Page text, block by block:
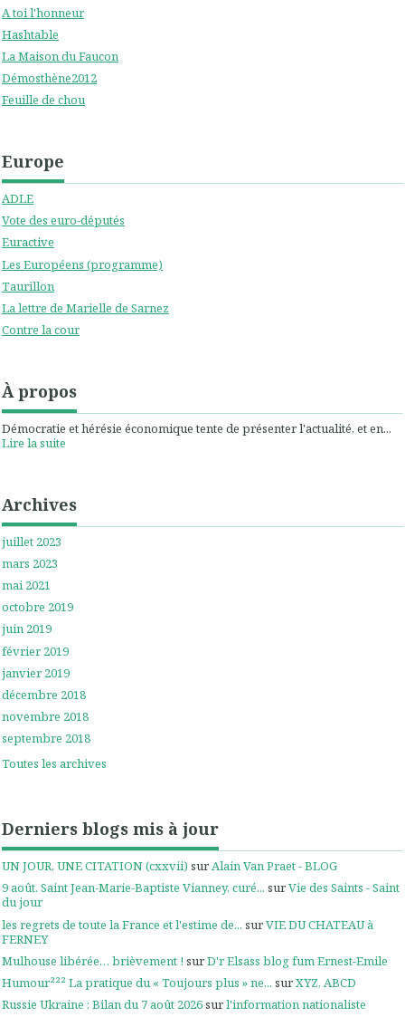
A toi l'honneur
Hashtable
La Maison du Faucon
Démosthène2012
Feuille de chou
Europe
ADLE
Vote des euro-députés
Euractive
Les Européens (programme)
Taurillon
La lettre de Marielle de Sarnez
Contre la cour
À propos
Démocratie et hérésie économique tente de présenter l'actualité, et en...
Lire la suite
Archives
juillet 2023
mars 2023
mai 2021
octobre 2019
juin 2019
février 2019
janvier 2019
décembre 2018
novembre 2018
septembre 2018
Toutes les archives
Derniers blogs mis à jour
UN JOUR, UNE CITATION (cxxvii) surAlain Van Praet - BLOG
9 août. Saint Jean-Marie-Baptiste Vianney, curé... surVie des Saints - Saint
du jour
les regrets de toute la France et l'estime de... surVIE DU CHATEAU à
FERNEY
Mulhouse libérée… brièvement ! surD'r Elsass blog fum Ernest-Emile
Humour²²² La pratique du « Toujours plus » ne... surXYZ, ABCD
Russie Ukraine : Bilan du 7 août 2026surl'information nationaliste